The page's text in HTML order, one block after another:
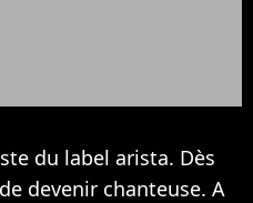
du label arista. Dès
devenir chanteuse. A